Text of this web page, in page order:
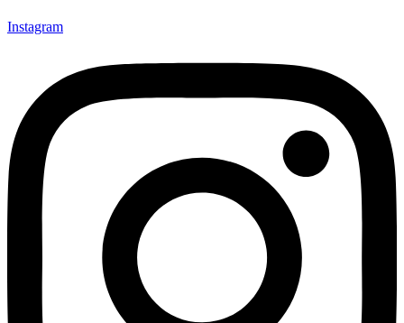
Instagram